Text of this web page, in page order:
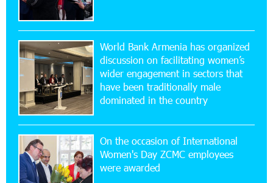
Ucom Sales and Service Center Reopens at 3/47
Yerevanyan Street in Yeghvard
15:47:47 17-07-2026
Up to 25% idcoin when purchasing Flyone flight
tickets: Idram&IDBank
15:10:21 17-07-2026
Converse Bank Named Armenia’s Best Digital
Bank for Consumers by Euromoney
World Bank Armenia has organized
discussion on facilitating women’s
wider engagement in sectors that
have been traditionally male
dominated in the country
On the occasion of International
Women's Day ZCMC employees
were awarded